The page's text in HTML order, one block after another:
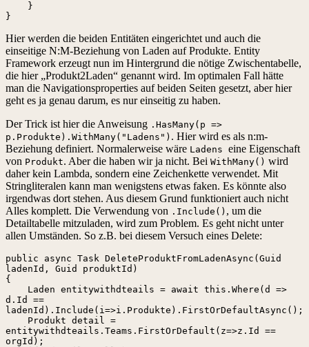
}
Hier werden die beiden Entitäten eingerichtet und auch die
einseitige N:M-Beziehung von Laden auf Produkte. Entity
Framework erzeugt nun im Hintergrund die nötige Zwischentabelle,
die hier „Produkt2Laden“ genannt wird. Im optimalen Fall hätte
man die Navigationsproperties auf beiden Seiten gesetzt, aber hier
geht es ja genau darum, es nur einseitig zu haben.
Der Trick ist hier die Anweisung .HasMany(p =>
p.Produkte).WithMany("Ladens") . Hier wird es als n:m-
Beziehung definiert. Normalerweise wäre Ladens eine Eigenschaft
von Produkt. Aber die haben wir ja nicht. Bei WithMany() wird
daher kein Lambda, sondern eine Zeichenkette verwendet. Mit
Stringliteralen kann man wenigstens etwas faken. Es könnte also
irgendwas dort stehen. Aus diesem Grund funktioniert auch nicht
Alles komplett. Die Verwendung von .Include() , um die
Detailtabelle mitzuladen, wird zum Problem. Es geht nicht unter
allen Umständen. So z.B. bei diesem Versuch eines Delete:
public async Task DeleteProduktFromLadenAsync(Guid
ladenId, Guid produktId)
{
d.Id ==
ladenId).Include(i=>i.Produkte).FirstOrDefaultAsync();
entitywithdteails.Teams.FirstOrDefault(z=>z.Id ==
orgId);